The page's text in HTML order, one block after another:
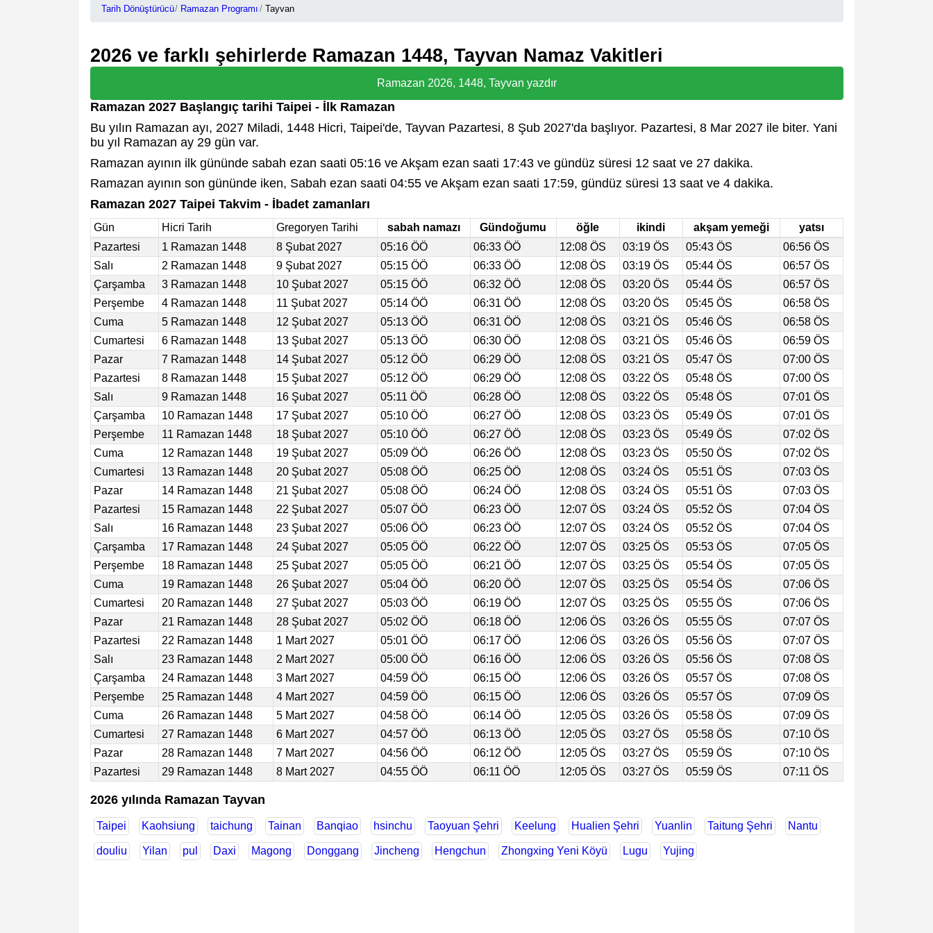
Tarih Dönüştürücü Ramazan Programı Tayvan
2026 ve farklı şehirlerde Ramazan 1448, Tayvan Namaz Vakitleri
Ramazan 2026, 1448, Tayvan yazdır
Ramazan 2027 Başlangıç tarihi Taipei - İlk Ramazan
Bu yılın Ramazan ayı, 2027 Miladi, 1448 Hicri, Taipei'de, Tayvan Pazartesi, 8 Şub 2027'da başlıyor. Pazartesi, 8 Mar 2027 ile biter. Yani
bu yıl Ramazan ay 29 gün var.
Ramazan ayının ilk gününde sabah ezan saati 05:16 ve Akşam ezan saati 17:43 ve gündüz süresi 12 saat ve 27 dakika.
Ramazan ayının son gününde iken, Sabah ezan saati 04:55 ve Akşam ezan saati 17:59, gündüz süresi 13 saat ve 4 dakika.
Ramazan 2027 Taipei Takvim - İbadet zamanları
Gün Hicri Tarih Gregoryen Tarihi sabah namazı Gündoğumu öğle ikindi akşam yemeği
yatsı
Pazartesi
1 Ramazan 1448 8 Şubat 2027 05:16 ÖÖ 06:33 ÖÖ 12:08 ÖS 03:19 ÖS 05:43 ÖS
06:56 ÖS
Salı
2 Ramazan 1448 9 Şubat 2027 05:15 ÖÖ 06:33 ÖÖ 12:08 ÖS 03:19 ÖS 05:44 ÖS
06:57 ÖS
Çarşamba
3 Ramazan 1448 10 Şubat 2027 05:15 ÖÖ 06:32 ÖÖ 12:08 ÖS 03:20 ÖS 05:44 ÖS
06:57 ÖS
Perşembe
4 Ramazan 1448 11 Şubat 2027 05:14 ÖÖ 06:31 ÖÖ 12:08 ÖS 03:20 ÖS 05:45 ÖS
06:58 ÖS
Cuma
5 Ramazan 1448 12 Şubat 2027 05:13 ÖÖ 06:31 ÖÖ 12:08 ÖS 03:21 ÖS 05:46 ÖS
06:58 ÖS
Cumartesi
6 Ramazan 1448 13 Şubat 2027 05:13 ÖÖ 06:30 ÖÖ 12:08 ÖS 03:21 ÖS 05:46 ÖS
06:59 ÖS
Pazar
7 Ramazan 1448 14 Şubat 2027 05:12 ÖÖ 06:29 ÖÖ 12:08 ÖS 03:21 ÖS 05:47 ÖS
07:00 ÖS
Pazartesi
8 Ramazan 1448 15 Şubat 2027 05:12 ÖÖ 06:29 ÖÖ 12:08 ÖS 03:22 ÖS 05:48 ÖS
07:00 ÖS
Salı
9 Ramazan 1448 16 Şubat 2027 05:11 ÖÖ 06:28 ÖÖ 12:08 ÖS 03:22 ÖS 05:48 ÖS
07:01 ÖS
Çarşamba
10 Ramazan 1448 17 Şubat 2027 05:10 ÖÖ 06:27 ÖÖ 12:08 ÖS 03:23 ÖS 05:49 ÖS
07:01 ÖS
Perşembe
11 Ramazan 1448 18 Şubat 2027 05:10 ÖÖ 06:27 ÖÖ 12:08 ÖS 03:23 ÖS 05:49 ÖS
07:02 ÖS
Cuma
12 Ramazan 1448 19 Şubat 2027 05:09 ÖÖ 06:26 ÖÖ 12:08 ÖS 03:23 ÖS 05:50 ÖS
07:02 ÖS
Cumartesi
13 Ramazan 1448 20 Şubat 2027 05:08 ÖÖ 06:25 ÖÖ 12:08 ÖS 03:24 ÖS 05:51 ÖS
07:03 ÖS
Pazar
14 Ramazan 1448 21 Şubat 2027 05:08 ÖÖ 06:24 ÖÖ 12:08 ÖS 03:24 ÖS 05:51 ÖS
07:03 ÖS
Pazartesi
15 Ramazan 1448 22 Şubat 2027 05:07 ÖÖ 06:23 ÖÖ 12:07 ÖS 03:24 ÖS 05:52 ÖS
07:04 ÖS
Salı
16 Ramazan 1448 23 Şubat 2027 05:06 ÖÖ 06:23 ÖÖ 12:07 ÖS 03:24 ÖS 05:52 ÖS
07:04 ÖS
Çarşamba
17 Ramazan 1448 24 Şubat 2027 05:05 ÖÖ 06:22 ÖÖ 12:07 ÖS 03:25 ÖS 05:53 ÖS
07:05 ÖS
Perşembe
18 Ramazan 1448 25 Şubat 2027 05:05 ÖÖ 06:21 ÖÖ 12:07 ÖS 03:25 ÖS 05:54 ÖS
07:05 ÖS
Cuma
19 Ramazan 1448 26 Şubat 2027 05:04 ÖÖ 06:20 ÖÖ 12:07 ÖS 03:25 ÖS 05:54 ÖS
07:06 ÖS
Cumartesi
20 Ramazan 1448 27 Şubat 2027 05:03 ÖÖ 06:19 ÖÖ 12:07 ÖS 03:25 ÖS 05:55 ÖS
07:06 ÖS
Pazar
21 Ramazan 1448 28 Şubat 2027 05:02 ÖÖ 06:18 ÖÖ 12:06 ÖS 03:26 ÖS 05:55 ÖS
07:07 ÖS
Pazartesi
22 Ramazan 1448 1 Mart 2027 05:01 ÖÖ 06:17 ÖÖ 12:06 ÖS 03:26 ÖS 05:56 ÖS
07:07 ÖS
Salı
23 Ramazan 1448 2 Mart 2027 05:00 ÖÖ 06:16 ÖÖ 12:06 ÖS 03:26 ÖS 05:56 ÖS
07:08 ÖS
Çarşamba
24 Ramazan 1448 3 Mart 2027 04:59 ÖÖ 06:15 ÖÖ 12:06 ÖS 03:26 ÖS 05:57 ÖS
07:08 ÖS
Perşembe
25 Ramazan 1448 4 Mart 2027 04:59 ÖÖ 06:15 ÖÖ 12:06 ÖS 03:26 ÖS 05:57 ÖS
07:09 ÖS
Cuma
26 Ramazan 1448 5 Mart 2027 04:58 ÖÖ 06:14 ÖÖ 12:05 ÖS 03:26 ÖS 05:58 ÖS
07:09 ÖS
Cumartesi
27 Ramazan 1448 6 Mart 2027 04:57 ÖÖ 06:13 ÖÖ 12:05 ÖS 03:27 ÖS 05:58 ÖS
07:10 ÖS
Pazar
28 Ramazan 1448 7 Mart 2027 04:56 ÖÖ 06:12 ÖÖ 12:05 ÖS 03:27 ÖS 05:59 ÖS
07:10 ÖS
Pazartesi
29 Ramazan 1448 8 Mart 2027 04:55 ÖÖ 06:11 ÖÖ 12:05 ÖS 03:27 ÖS 05:59 ÖS 07:11 ÖS
2026 yılında Ramazan Tayvan
Taipei Kaohsiung taichung Tainan Banqiao hsinchu Taoyuan Şehri Keelung Hualien Şehri Yuanlin Taitung Şehri Nantu
douliu Yilan pul Daxi Magong Donggang Jincheng Hengchun Zhongxing Yeni Köyü Lugu Yujing